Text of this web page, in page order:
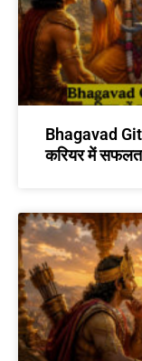
Bhagavad
करियर में